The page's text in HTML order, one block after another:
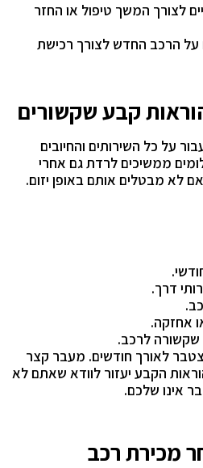
לצורך המשך טיפול או החזר
על הרכב החדש לצורך רכישת
קבע שקשורים
על כל השירותים והחיובים
ממשיכים לרדת גם אחרי
לא מבטלים אותם באופן יזום.
דרך.
אחזקה.
לרכב.
לאורך חודשים. מעבר קצר
הקבע יעזור לוודא שאתם לא
אינו שלכם.
מכירת רכב